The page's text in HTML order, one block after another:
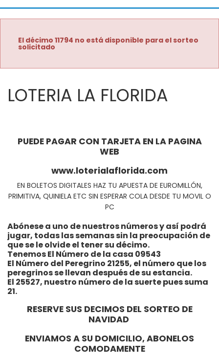
El décimo 11794 no está disponible para el sorteo
solicitado
LOTERIA LA FLORIDA
PUEDE PAGAR CON TARJETA EN LA PAGINA
WEB
www.loterialaflorida.com
EN BOLETOS DIGITALES HAZ TU APUESTA DE EUROMILLÓN,
PRIMITIVA, QUINIELA ETC SIN ESPERAR COLA DESDE TU MOVIL O
PC
Abónese a uno de nuestros números y así podrá
jugar, todas las semanas sin la preocupación de
que se le olvide el tener su décimo.
Tenemos El Número de la casa 09543
El Número del Peregrino 21255, el número que los
peregrinos se llevan después de su estancia.
El 25527, nuestro número de la suerte pues suma
21.
RESERVE SUS DECIMOS DEL SORTEO DE
NAVIDAD
ENVIAMOS A SU DOMICILIO, ABONELOS
COMODAMENTE